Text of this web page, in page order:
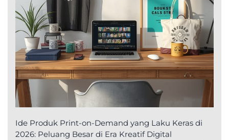
Ide Produk Print-on-Demand yang Laku Keras di
2026: Peluang Besar di Era Kreatif Digital